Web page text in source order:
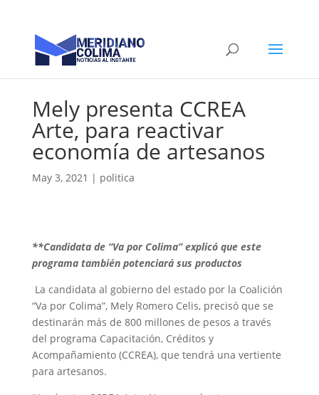
Mely presenta CCREA
Arte, para reactivar
economía de artesanos
May 3, 2021 | politica
**Candidata de “Va por Colima” explicó que este
programa también potenciará sus productos
La candidata al gobierno del estado por la Coalición
“Va por Colima”, Mely Romero Celis, precisó que se
destinarán más de 800 millones de pesos a través
del programa Capacitación, Créditos y
Acompañamiento (CCREA), que tendrá una vertiente
para artesanos.